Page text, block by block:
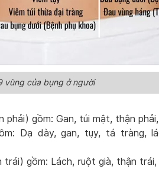
vùng của bụng ở người
phải) gồm: Gan, túi mật, thận
Dạ dày, gan, tụy, tá tràng,
trái) gồm: Lách, ruột già, thận